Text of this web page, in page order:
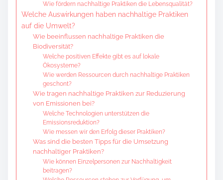
Wie fördern nachhaltige Praktiken die Lebensqualität?
Welche Auswirkungen haben nachhaltige Praktiken
auf die Umwelt?
Wie beeinflussen nachhaltige Praktiken die
Biodiversität?
Welche positiven Effekte gibt es auf lokale
Ökosysteme?
Wie werden Ressourcen durch nachhaltige Praktiken
geschont?
Wie tragen nachhaltige Praktiken zur Reduzierung
von Emissionen bei?
Welche Technologien unterstützen die
Emissionsreduktion?
Wie messen wir den Erfolg dieser Praktiken?
Was sind die besten Tipps für die Umsetzung
nachhaltiger Praktiken?
Wie können Einzelpersonen zur Nachhaltigkeit
beitragen?